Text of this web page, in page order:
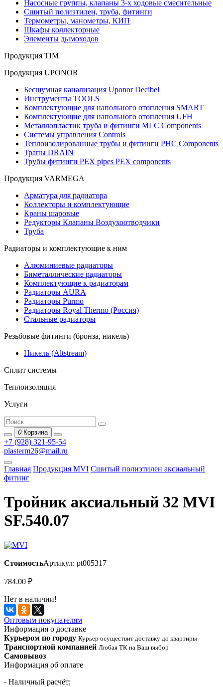
Насосные группы, клапаны 3-х ходовые смесительные
Сшитый полиэтилен, труба, фитинги
Термометры, манометры, КИП
Шкафы коллекторные
Элементы дымоходов
Продукция TIM
Продукция UPONOR
Бесшумная канализация Uponor Decibel
Инструменты TOOLS
Комплектующие для напольного отопления SMART
Комплектующие для напольного отопления UFH
Металлопластик труба и фитинги MLC Components
Системы управления Controls
Теплоизолированные трубы и фитинги PHC Components
Трапы DRAIN
Трубы фитинги PEX pipes PEX components
Продукция VARMEGA
Арматура для радиатора
Коллекторы и комплектующие
Краны шаровые
Редукторы Клапаны Воздухоотводчики
Труба
Радиаторы и комплектующие к ним
Алюминиевые радиаторы
Биметаллические радиаторы
Комплектующие к радиаторам
Радиаторы AURA
Радиаторы Purmo
Радиаторы Royal Thermo (Россия)
Стальные радиаторы
Резьбовые фитинги (бронза, никель)
Никель (Altstream)
Сплит системы
Теплоизоляция
Услуги
0 Корзина
+7 (928) 321-95-54
plasterm26@mail.ru
Главная Продукция MVI Сшитый полиэтилен аксиальный
фитинг
Тройник аксиальный 32 MVI
SF.540.07
СтоимостьАртикул: pt005317
784.00 ₽
Нет в наличии!
Оптовым покупателям
Информация о доставке
Курьером по городу Курьер осуществит доставку до квартиры
Транспортной компанией Любая ТК на Ваш выбор
Самовывоз
Информация об оплате
- Наличный расчёт;